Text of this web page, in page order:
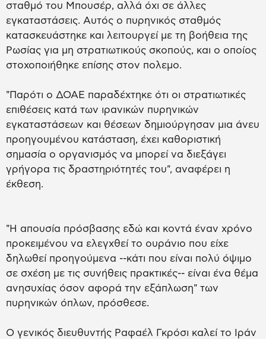
σταθμό του Μπουσέρ, αλλά όχι σε άλλες
εγκαταστάσεις. Αυτός ο πυρηνικός σταθμός
κατασκευάστηκε και λειτουργεί με τη βοήθεια της
Ρωσίας για μη στρατιωτικούς σκοπούς, και ο οποίος
στοχοποιήθηκε επίσης στον πολεμο.
"Παρότι ο ΔΟΑΕ παραδέχτηκε ότι οι στρατιωτικές
επιθέσεις κατά των ιρανικών πυρηνικών
εγκαταστάσεων και θέσεων δημιούργησαν μια άνευ
προηγουμένου κατάσταση, έχει καθοριστική
σημασία ο οργανισμός να μπορεί να διεξάγει
γρήγορα τις δραστηριότητές του", αναφέρει η
έκθεση.
"Η απουσία πρόσβασης εδώ και κοντά έναν χρόνο
προκειμένου να ελεγχθεί το ουράνιο που είχε
δηλωθεί προηγούμενα --κάτι που είναι πολύ όψιμο
σε σχέση με τις συνήθεις πρακτικές-- είναι ένα θέμα
ανησυχίας όσον αφορά την εξάπλωση" των
πυρηνικών όπλων, πρόσθεσε.
Ο γενικός διευθυντής Ραφαέλ Γκρόσι καλεί το Ιράν